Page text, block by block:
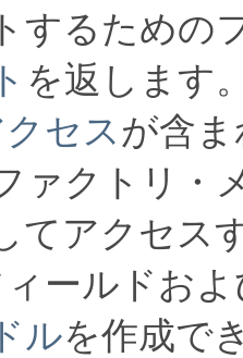
するための
を返します
セスが含
ァクトリ・
てアクセ
ールドお
ルを作成で